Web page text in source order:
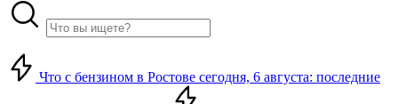
Что с бензином в Ростове сегодня, 6 августа: последние